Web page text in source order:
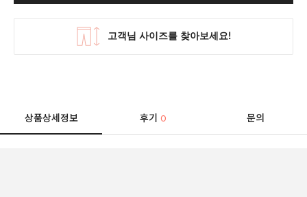
상품상세정보 후기0 문의